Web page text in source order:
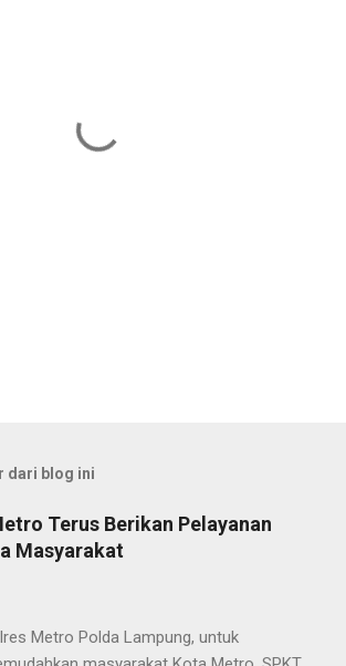
dari blog ini
Terus Berikan Pelayanan
Masyarakat
Metro Polda Lampung, untuk